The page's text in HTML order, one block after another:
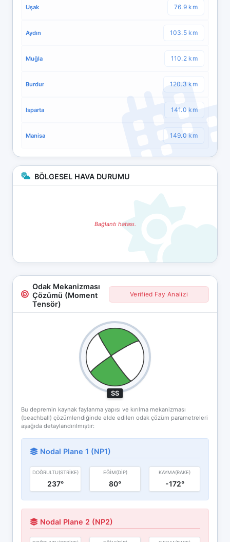
Uşak 76.9 km
Aydın 103.5 km
Muğla 110.2 km
Burdur 120.3 km
Isparta 141.0 km
Manisa 149.0 km
BÖLGESEL HAVA DURUMU
Bağlantı hatası.
Odak Mekanizması
Çözümü (Moment
Tensör)
Verified Fay Analizi
SS
Bu depremin kaynak faylanma yapısı ve kırılma mekanizması
(beachball) çözümlendiğinde elde edilen odak çözüm parametreleri
aşağıda detaylandırılmıştır:
Nodal Plane 1 (NP1)
DOĞRULTU(STRIKE)
237°
EĞIM(DIP)
80°
KAYMA(RAKE)
-172°
Nodal Plane 2 (NP2)